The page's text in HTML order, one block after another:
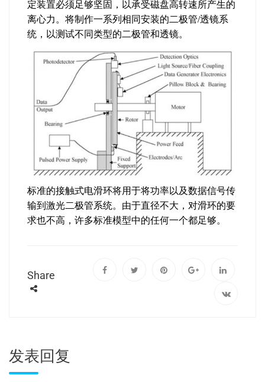
定装置必须足够坚固，以承受磁盘高转速所产生的
离心力。将制作一系列相同安装的二极管/透镜系
统，以测试不同类型的二极管和透镜。
标准的接触式电滑环将用于将功率以及数据信号传
输到激光二极管系统。由于直径不大，对滑环的要
求也不高，许多标准模型中的任何一个都足够。
Share
发表回复